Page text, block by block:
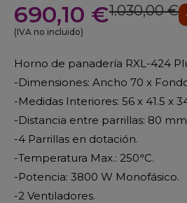
690,10 €1.030,00 €
(IVA no incluido)
Horno de panadería RXL-424
-Dimensiones: Ancho 70 x
-Medidas Interiores: 56 x 41.5 x
-Distancia entre parrillas: 80
-4 Parrillas en dotación.
-Temperatura Max.: 250ºC.
-Potencia: 3800 W Monofásico.
-2 Ventiladores.